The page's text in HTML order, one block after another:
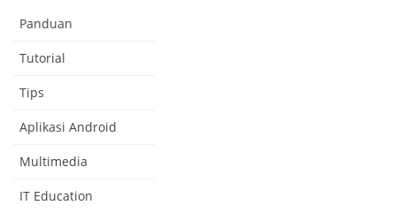
Panduan
Tutorial
Tips
Aplikasi Android
Multimedia
IT Education